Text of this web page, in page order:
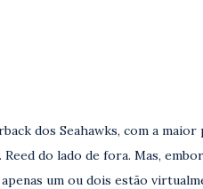
dos Seahawks, com a
do lado de fora. Mas,
um ou dois estão